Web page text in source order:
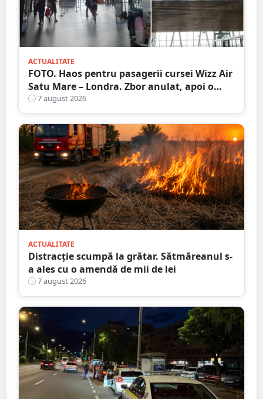
ACTUALITATE
FOTO. Haos pentru pasagerii cursei Wizz Air
Satu Mare – Londra. Zbor anulat, apoi o
nouă întârziere. Fără explicații clare
7 august 2026
ACTUALITATE
Distracție scumpă la grătar. Sătmăreanul s-
a ales cu o amendă de mii de lei
7 august 2026